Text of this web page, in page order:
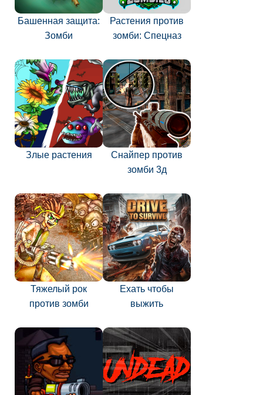
Башенная защита:
Зомби
Растения против
зомби: Спецназ
Злые растения
Снайпер против
зомби 3д
Тяжелый рок
против зомби
Ехать чтобы
выжить